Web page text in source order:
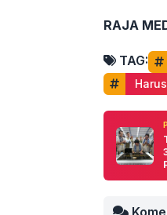
RAJA
TAG: